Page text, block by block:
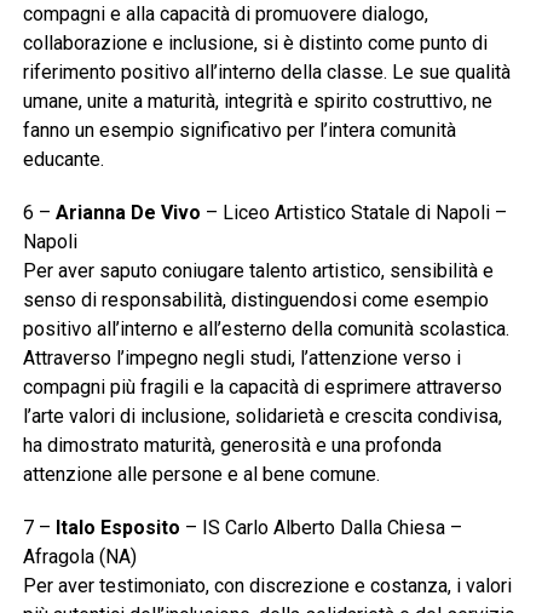
compagni e alla capacità di promuovere dialogo,
collaborazione e inclusione, si è distinto come punto di
riferimento positivo all’interno della classe. Le sue qualità
umane, unite a maturità, integrità e spirito costruttivo, ne
fanno un esempio significativo per l’intera comunità
educante.
6 – Arianna De Vivo – Liceo Artistico Statale di Napoli –
Napoli
Per aver saputo coniugare talento artistico, sensibilità e
senso di responsabilità, distinguendosi come esempio
positivo all’interno e all’esterno della comunità scolastica.
Attraverso l’impegno negli studi, l’attenzione verso i
compagni più fragili e la capacità di esprimere attraverso
l’arte valori di inclusione, solidarietà e crescita condivisa,
ha dimostrato maturità, generosità e una profonda
attenzione alle persone e al bene comune.
7 – Italo Esposito – IS Carlo Alberto Dalla Chiesa –
Afragola (NA)
Per aver testimoniato, con discrezione e costanza, i valori